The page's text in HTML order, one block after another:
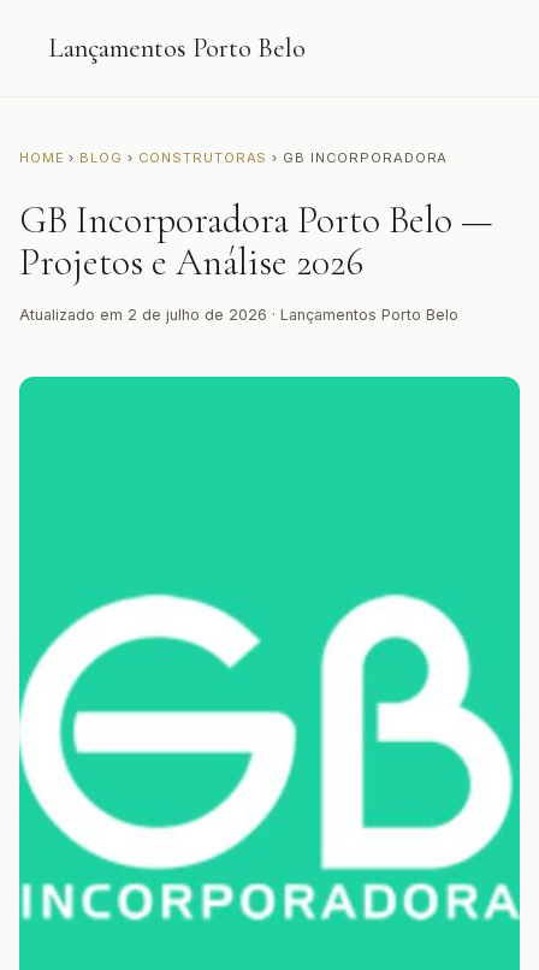
Lançamentos Porto Belo
HOME › BLOG › CONSTRUTORAS › GB INCORPORADORA
GB Incorporadora Porto Belo —
Projetos e Análise 2026
Atualizado em 2 de julho de 2026 · Lançamentos Porto Belo